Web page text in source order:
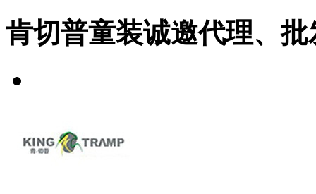
肯切普童装诚邀代理、批